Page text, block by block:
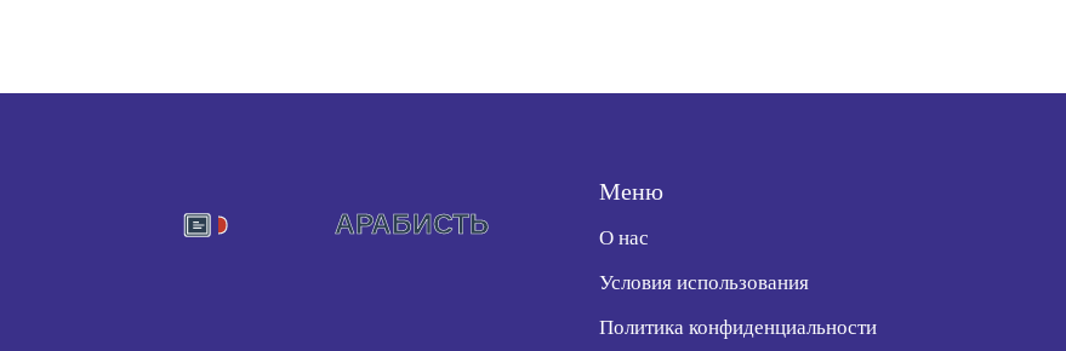
Меню
О нас
Условия использования
Политика конфиденциальности